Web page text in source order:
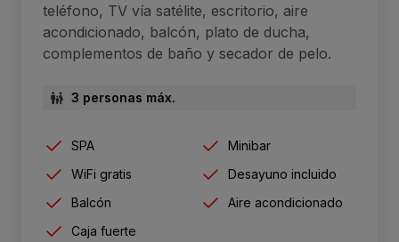
teléfono, TV vía satélite, escritorio, aire
acondicionado, balcón, plato de ducha,
complementos de baño y secador de pelo.
3 personas máx.
SPA
Minibar
WiFi gratis
Desayuno incluido
Balcón
Aire acondicionado
Caja fuerte